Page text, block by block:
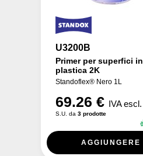
U3200B
Primer per superfici in
plastica 2K
Standoflex® Nero 1L
69.26 € IVA escl.
S.U. da 3 prodotte
AGGIUNGERE